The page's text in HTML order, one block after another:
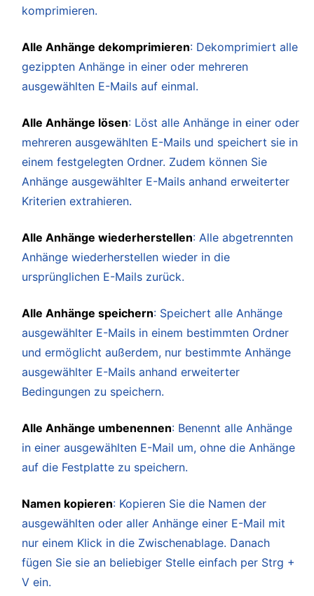
komprimieren.
Alle Anhänge dekomprimieren: Dekomprimiert alle
gezippten Anhänge in einer oder mehreren
ausgewählten E-Mails auf einmal.
Alle Anhänge lösen: Löst alle Anhänge in einer oder
mehreren ausgewählten E-Mails und speichert sie in
einem festgelegten Ordner. Zudem können Sie
Anhänge ausgewählter E-Mails anhand erweiterter
Kriterien extrahieren.
Alle Anhänge wiederherstellen: Alle abgetrennten
Anhänge wiederherstellen wieder in die
ursprünglichen E-Mails zurück.
Alle Anhänge speichern: Speichert alle Anhänge
ausgewählter E-Mails in einem bestimmten Ordner
und ermöglicht außerdem, nur bestimmte Anhänge
ausgewählter E-Mails anhand erweiterter
Bedingungen zu speichern.
Alle Anhänge umbenennen: Benennt alle Anhänge
in einer ausgewählten E-Mail um, ohne die Anhänge
auf die Festplatte zu speichern.
Namen kopieren: Kopieren Sie die Namen der
ausgewählten oder aller Anhänge einer E-Mail mit
nur einem Klick in die Zwischenablage. Danach
fügen Sie sie an beliebiger Stelle einfach per Strg +
V ein.